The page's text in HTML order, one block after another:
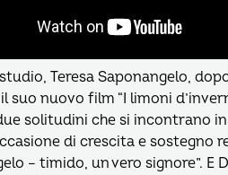
Teresa Saponangelo,
suo nuovo film “I limoni
solitudini che si incontrano
di crescita e sostegno
– timido, un vero signore”.